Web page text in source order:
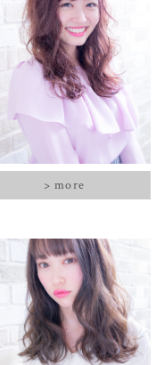
> more